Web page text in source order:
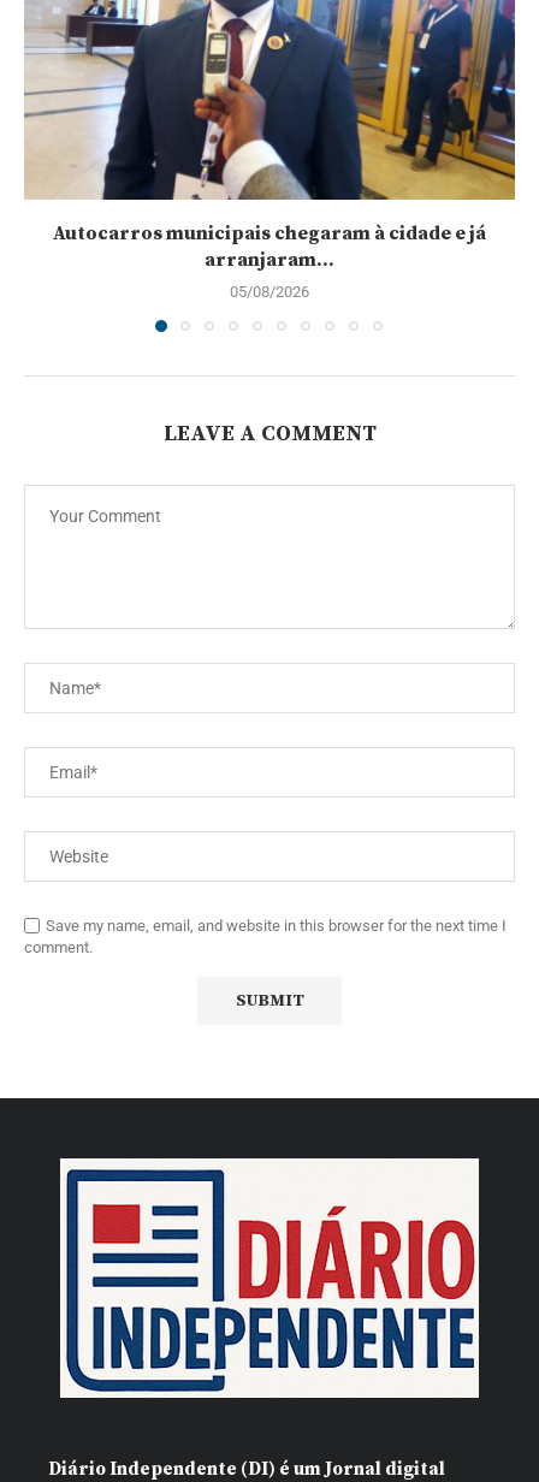
Autocarros municipais chegaram à cidade e já
arranjaram...
05/08/2026
LEAVE A COMMENT
Save my name, email, and website in this browser for the next time I
comment.
Diário Independente (DI) é um Jornal digital